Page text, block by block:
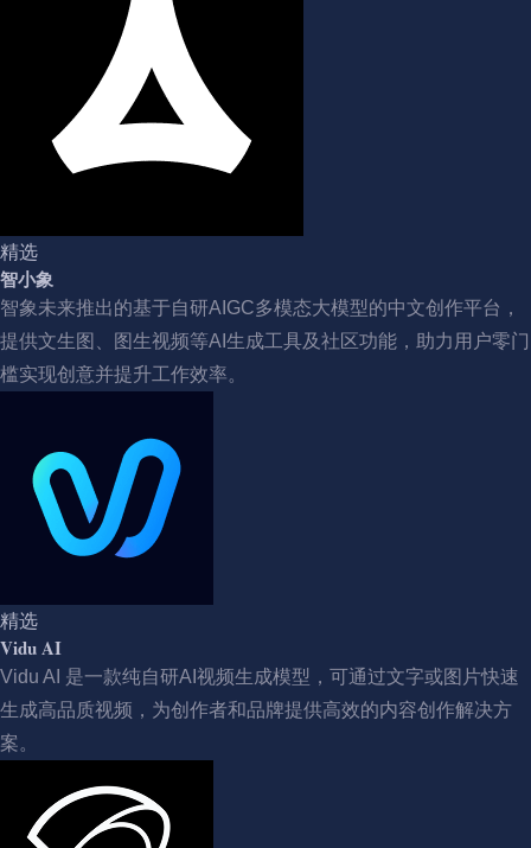
精选
智小象
智象未来推出的基于自研AIGC多模态大模型的中文创作平台，
提供文生图、图生视频等AI生成工具及社区功能，助力用户零门
槛实现创意并提升工作效率。
精选
Vidu AI
Vidu AI 是一款纯自研AI视频生成模型，可通过文字或图片快速
生成高品质视频，为创作者和品牌提供高效的内容创作解决方
案。